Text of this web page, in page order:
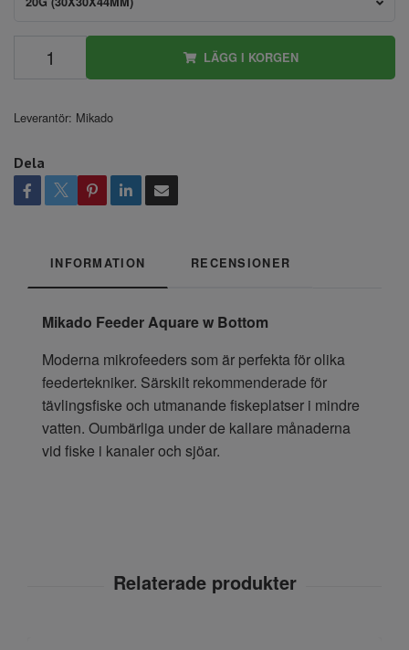
LÄGG I KORGEN
Leverantör: Mikado
Dela
INFORMATION RECENSIONER
Mikado Feeder Aquare w Bottom
Moderna mikrofeeders som är perfekta för olika
feedertekniker. Särskilt rekommenderade för
tävlingsfiske och utmanande fiskeplatser i mindre
vatten. Oumbärliga under de kallare månaderna
vid fiske i kanaler och sjöar.